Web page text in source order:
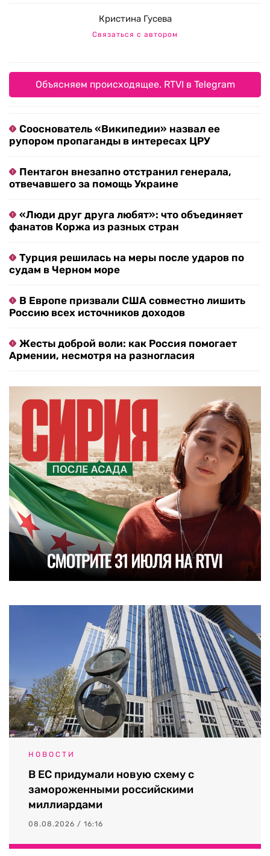
Кристина Гусева
Связаться с автором
Объясняем происходящее. RTVI в Telegram
Сооснователь «Википедии» назвал ее
рупором пропаганды в интересах ЦРУ
Пентагон внезапно отстранил генерала,
отвечавшего за помощь Украине
«Люди друг друга любят»: что объединяет
фанатов Коржа из разных стран
Турция решилась на меры после ударов по
судам в Черном море
В Европе призвали США совместно лишить
Россию всех источников доходов
Жесты доброй воли: как Россия помогает
Армении, несмотря на разногласия
НОВОСТИ
В ЕС придумали новую схему с
замороженными российскими
миллиардами
08.08.2026 / 16:16